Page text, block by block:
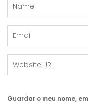
Guardar o meu nome,